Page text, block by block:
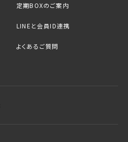
定期BOXのご案内
LINEと会員ID連携
よくあるご質問